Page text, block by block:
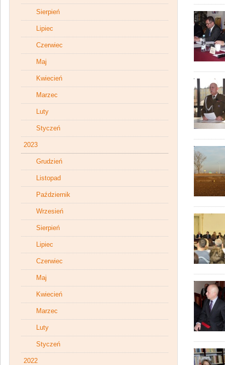
Sierpień
Lipiec
Czerwiec
Maj
Kwiecień
Marzec
Luty
Styczeń
2023
Grudzień
Listopad
Październik
Wrzesień
Sierpień
Lipiec
Czerwiec
Maj
Kwiecień
Marzec
Luty
Styczeń
2022